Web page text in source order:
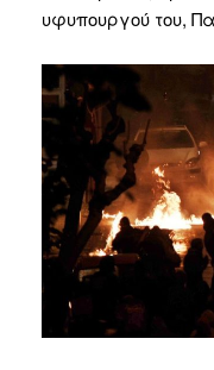
υφυπουργού του,